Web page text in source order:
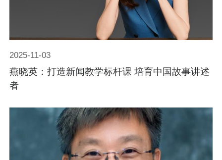
2025-11-03
燕晓英：打造新闻教学标杆课 培育中国故事讲述
者